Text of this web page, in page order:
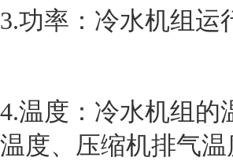
3.功率：冷水机组运
4.温度：冷水机组的
温度、压缩机排气